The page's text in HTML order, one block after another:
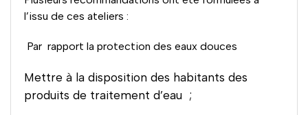
l’issu de ces ateliers :
Par rapport la protection des eaux douces
Mettre à la disposition des habitants des
produits de traitement d’eau ;